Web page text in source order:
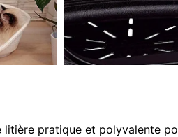
litière pratique et polyvalente